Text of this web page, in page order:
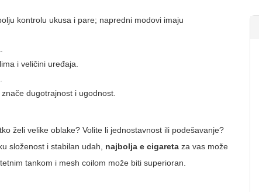
kontrolu ukusa i pare; napredni modovi imaju
i veličini uređaja.
dugotrajnost i ugodnost.
želi velike oblake? Volite li jednostavnost ili podešavanje?
složenost i stabilan udah, najbolja e cigareta za vas može
tankom i mesh coilom može biti superioran.